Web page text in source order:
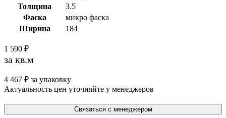
Толщина
3.5
Фаска
микро фаска
Ширина
184
1 590 ₽
за кв.м
4 467 ₽ за упаковку
Актуальность цен уточняйте у менеджеров
Связаться с менеджером